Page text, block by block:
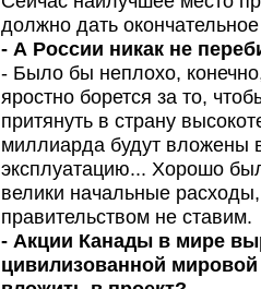
должно дать
- А России никак не
- Было бы неплохо,
яростно борется за то,
притянуть в страну
миллиарда будут вложены
эксплуатацию... Хорошо
велики начальные
правительством не ставим.
- Акции Канады в мире
цивилизованной